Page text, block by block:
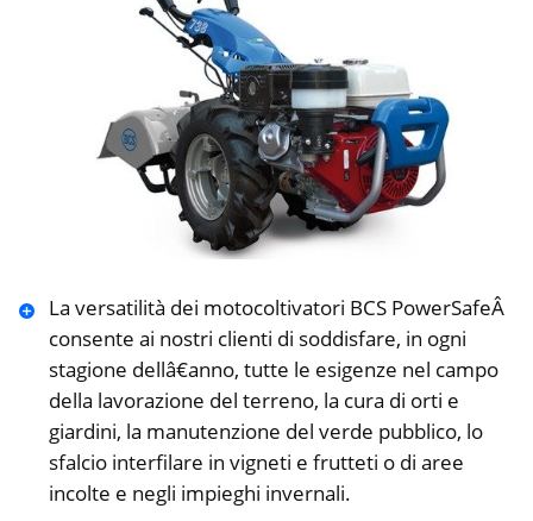
La versatilità dei motocoltivatori BCS PowerSafeÂ
consente ai nostri clienti di soddisfare, in ogni
stagione dellâ€anno, tutte le esigenze nel campo
della lavorazione del terreno, la cura di orti e
giardini, la manutenzione del verde pubblico, lo
sfalcio interfilare in vigneti e frutteti o di aree
incolte e negli impieghi invernali.